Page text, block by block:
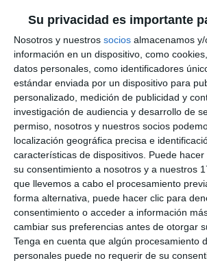
Su privacidad es importante
Nosotros y nuestros socios almacenamos
información en un dispositivo, como
datos personales, como identificadores
estándar enviada por un dispositivo para
personalizado, medición de publicidad y
investigación de audiencia y desarrollo de
permiso, nosotros y nuestros socios
localización geográfica precisa e
características de dispositivos. Puede
su consentimiento a nosotros y a nuestros
que llevemos a cabo el procesamiento
forma alternativa, puede hacer clic para
consentimiento o acceder a información
cambiar sus preferencias antes de otorgar
Tenga en cuenta que algún procesamiento
personales puede no requerir de su